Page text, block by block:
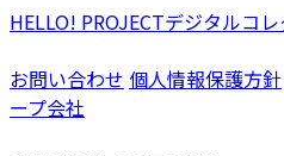
HELLO! PROJECTデジタルコ
お問い合わせ 個人情報保護方針
ープ会社